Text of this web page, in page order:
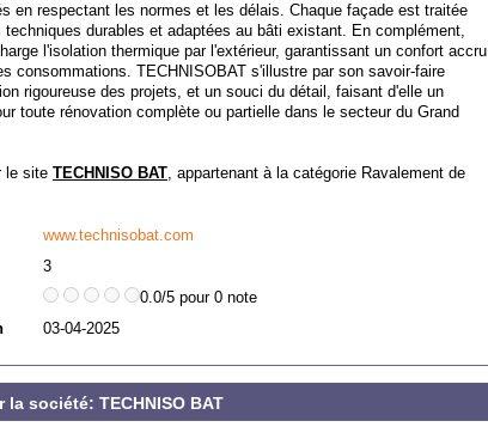
en respectant les normes et les délais. Chaque façade est traitée
durables et adaptées au bâti existant. En complément,
l'isolation thermique par l'extérieur, garantissant un confort accru
consommations. TECHNISOBAT s'illustre par son savoir-faire
rigoureuse des projets, et un souci du détail, faisant d'elle un
toute rénovation complète ou partielle dans le secteur du Grand
le site TECHNISO BAT, appartenant à la catégorie Ravalement de
www.technisobat.com
3
0.0/5 pour 0 note
03-04-2025
société: TECHNISO BAT